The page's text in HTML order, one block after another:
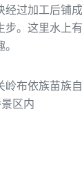
经过加工后铺成
步。这里水上
岭布依族苗族
区内